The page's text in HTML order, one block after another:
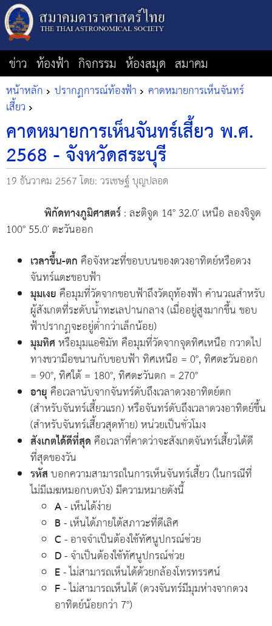
ข่าว ท้องฟ้า กิจกรรม ห้องสมุด สมาคม
หน้าหลัก ปรากฏการณ์ท้องฟ้า คาดหมายการเห็นจันทร์
เสี้ยว
คาดหมายการเห็นจันทร์เสี้ยว พ.ศ.
2568 - จังหวัดสระบุรี
19 ธันวาคม 2567โดย: วรเชษฐ์ บุญปลอด
พิกัดทางภูมิศาสตร์: ละติจูด 14° 32.0′ เหนือ ลองจิจูด
100° 55.0′ ตะวันออก
เวลาขึ้น-ตกคือจังหวะที่ขอบบนของดวงอาทิตย์หรือดวง
จันทร์แตะขอบฟ้า
มุมเงยคือมุมที่วัดจากขอบฟ้าถึงวัตถุท้องฟ้า คำนวณสำหรับ
ผู้สังเกตที่ระดับน้ำทะเลปานกลาง (เมื่ออยู่สูงมากขึ้น ขอบ
ฟ้าปรากฏจะอยู่ต่ำกว่าเล็กน้อย)
มุมทิศหรือมุมแอซิมัท คือมุมที่วัดจากจุดทิศเหนือ กวาดไป
ทางขวามือขนานกับขอบฟ้า ทิศเหนือ = 0°, ทิศตะวันออก
= 90°, ทิศใต้ = 180°, ทิศตะวันตก = 270°
อายุคือเวลานับจากจันทร์ดับถึงเวลาดวงอาทิตย์ตก
(สำหรับจันทร์เสี้ยวแรก) หรือจันทร์ดับถึงเวลาดวงอาทิตย์ขึ้น
(สำหรับจันทร์เสี้ยวสุดท้าย) หน่วยเป็นชั่วโมง
สังเกตได้ดีที่สุดคือเวลาที่คาดว่าจะสังเกตจันทร์เสี้ยวได้ดี
ที่สุดของวัน
รหัสบอกความสามารถในการเห็นจันทร์เสี้ยว (ในกรณีที่
ไม่มีเมฆหมอกบดบัง) มีความหมายดังนี้
A- เห็นได้ง่าย
B- เห็นได้ภายใต้สภาวะที่ดีเลิศ
C- อาจจำเป็นต้องใช้ทัศนูปกรณ์ช่วย
D- จำเป็นต้องใช้ทัศนูปกรณ์ช่วย
E- ไม่สามารถเห็นได้ด้วยกล้องโทรทรรศน์
F- ไม่สามารถเห็นได้ (ดวงจันทร์มีมุมห่างจากดวง
อาทิตย์น้อยกว่า 7°)